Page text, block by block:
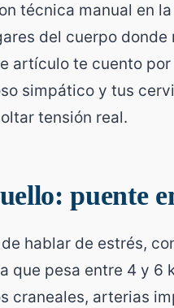
técnica manual en
del cuerpo
artículo te cuento
simpático y tus
tensión real.
puente
hablar de estrés,
que pesa entre 4 y 6
craneales, arterias